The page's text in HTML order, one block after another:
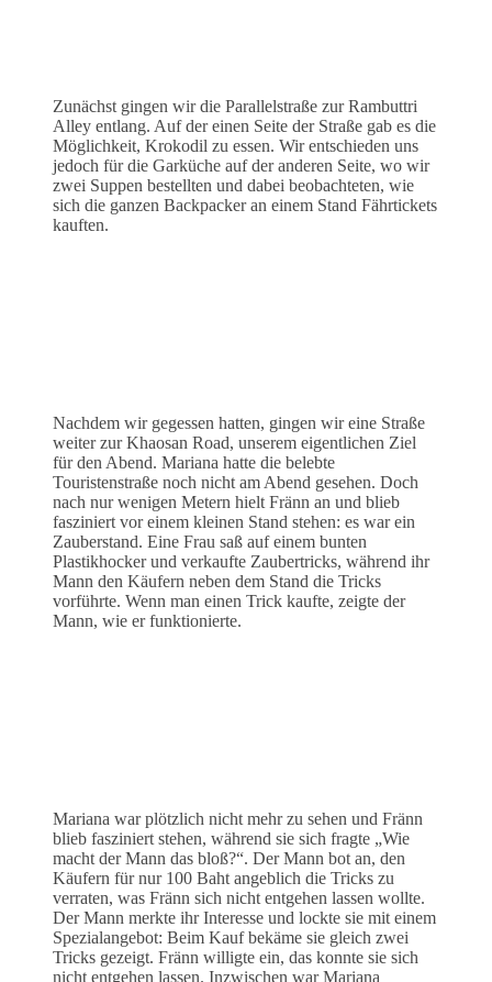
Zunächst gingen wir die Parallelstraße zur Rambuttri
Alley entlang. Auf der einen Seite der Straße gab es die
Möglichkeit, Krokodil zu essen. Wir entschieden uns
jedoch für die Garküche auf der anderen Seite, wo wir
zwei Suppen bestellten und dabei beobachteten, wie
sich die ganzen Backpacker an einem Stand Fährtickets
kauften.
Nachdem wir gegessen hatten, gingen wir eine Straße
weiter zur Khaosan Road, unserem eigentlichen Ziel
für den Abend. Mariana hatte die belebte
Touristenstraße noch nicht am Abend gesehen. Doch
nach nur wenigen Metern hielt Fränn an und blieb
fasziniert vor einem kleinen Stand stehen: es war ein
Zauberstand. Eine Frau saß auf einem bunten
Plastikhocker und verkaufte Zaubertricks, während ihr
Mann den Käufern neben dem Stand die Tricks
vorführte. Wenn man einen Trick kaufte, zeigte der
Mann, wie er funktionierte.
Mariana war plötzlich nicht mehr zu sehen und Fränn
blieb fasziniert stehen, während sie sich fragte „Wie
macht der Mann das bloß?“. Der Mann bot an, den
Käufern für nur 100 Baht angeblich die Tricks zu
verraten, was Fränn sich nicht entgehen lassen wollte.
Der Mann merkte ihr Interesse und lockte sie mit einem
Spezialangebot: Beim Kauf bekäme sie gleich zwei
Tricks gezeigt. Fränn willigte ein, das konnte sie sich
nicht entgehen lassen. Inzwischen war Mariana